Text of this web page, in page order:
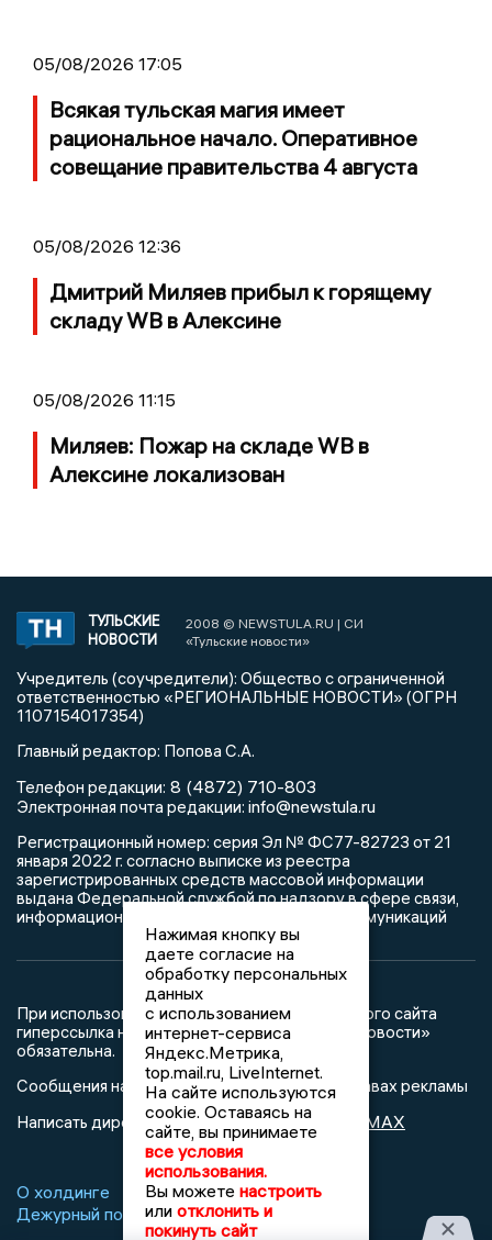
05/08/2026 17:05
Всякая тульская магия имеет
рациональное начало. Оперативное
совещание правительства 4 августа
05/08/2026 12:36
Дмитрий Миляев прибыл к горящему
складу WB в Алексине
05/08/2026 11:15
Миляев: Пожар на складе WB в
Алексине локализован
ТУЛЬСКИЕ
НОВОСТИ
2008 © NEWSTULA.RU | СИ
«Тульские новости»
Учредитель (соучредители): Общество с ограниченной
ответственностью «РЕГИОНАЛЬНЫЕ НОВОСТИ» (ОГРН
1107154017354)
Главный редактор: Попова С.А.
Телефон редакции: 8 (4872) 710-803
Электронная почта редакции: info@newstula.ru
Регистрационный номер: серия Эл № ФС77-82723 от 21
января 2022 г. согласно выписке из реестра
зарегистрированных средств массовой информации
выдана Федеральной службой по надзору в сфере связи,
информационных технологий и массовых коммуникаций
При использовании любого материала с данного сайта
гиперссылка на Сетевое издание «Тульские новости»
обязательна.
Сообщения на сером фоне размещены на правах рекламы
Написать директору в телеграм@mazov MAX
О холдинге Вакансии
Реклама
Дежурный по новостям
Нажимая кнопку вы
даете согласие на
обработку персональных
данных
с использованием
интернет-сервиса
Яндекс.Метрика,
top.mail.ru, LiveInternet.
На сайте используются
cookie. Оставаясь на
сайте, вы принимаете
все условия
использования.
Вы можете настроить
или отклонить и
покинуть сайт